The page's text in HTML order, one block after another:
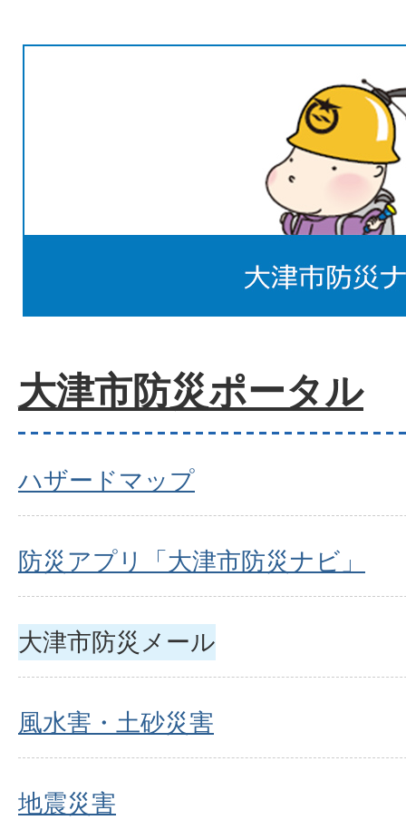
大津市防災ポータル
ハザードマップ
防災アプリ「大津市防災ナビ」
大津市防災メール
風水害・土砂災害
地震災害